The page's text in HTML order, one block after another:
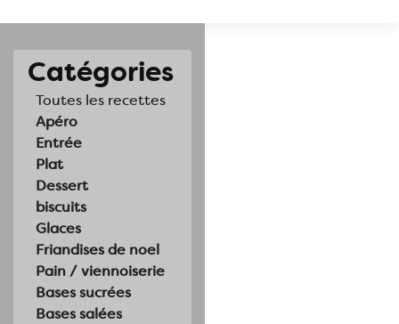
Catégories
Toutes les recettes
Apéro
Entrée
Plat
Dessert
biscuits
Glaces
Friandises de noel
Pain / viennoiserie
Bases sucrées
Bases salées